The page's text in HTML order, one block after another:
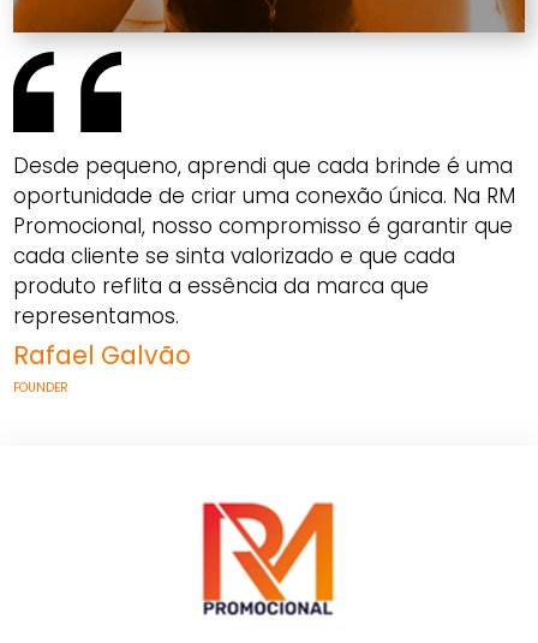
Desde pequeno, aprendi que cada brinde é uma
oportunidade de criar uma conexão única. Na RM
Promocional, nosso compromisso é garantir que
cada cliente se sinta valorizado e que cada
produto reflita a essência da marca que
representamos.
Rafael Galvão
FOUNDER